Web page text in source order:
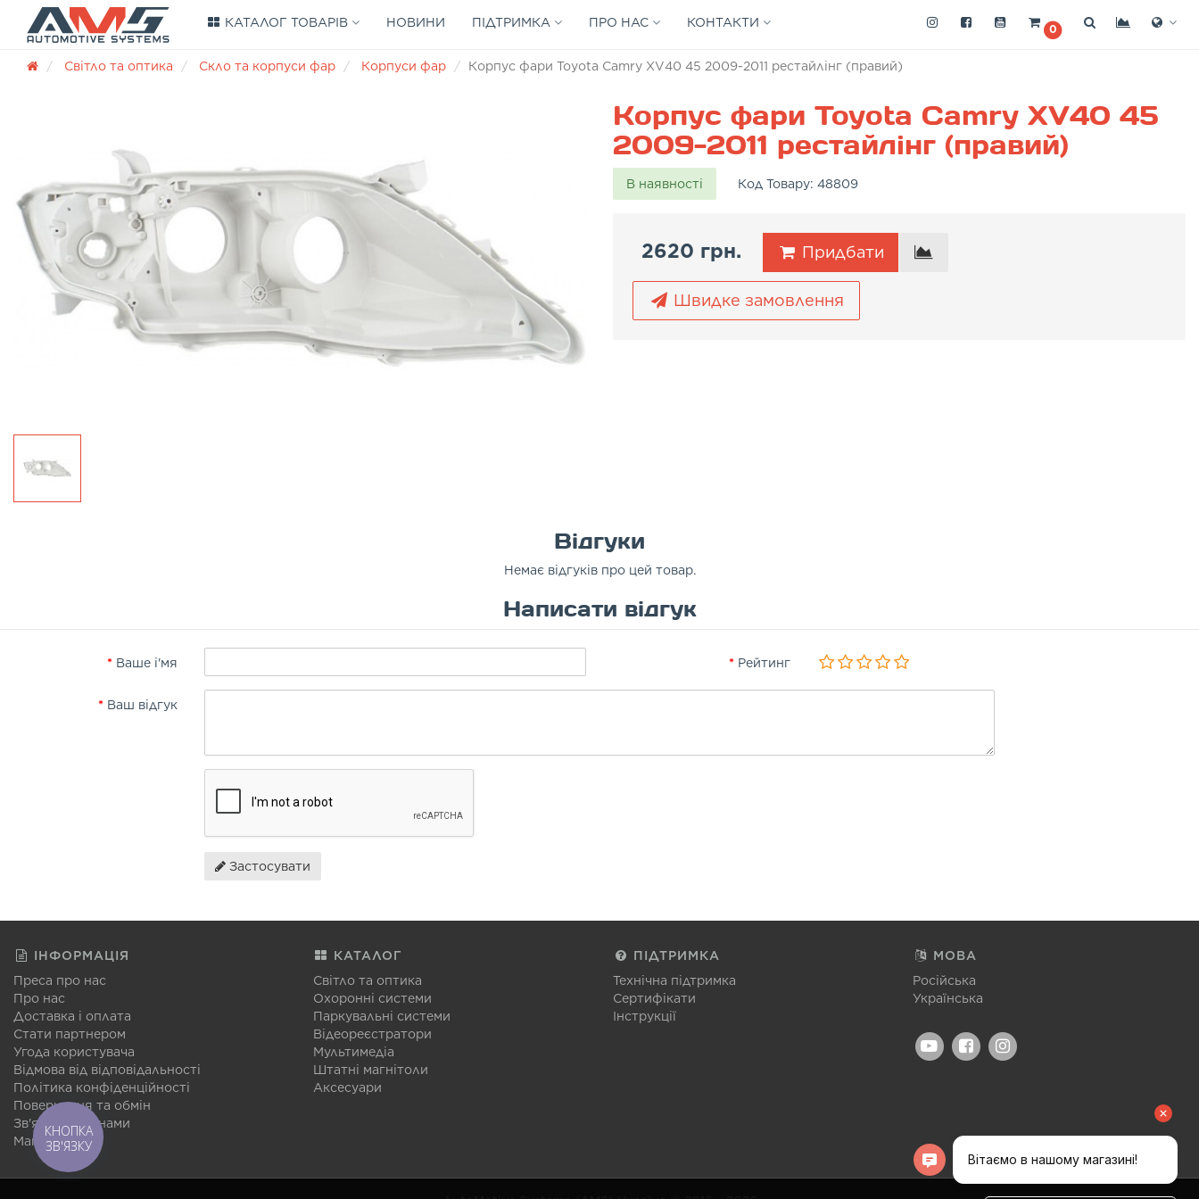
КАТАЛОГ ТОВАРІВ НОВИНИ ПІДТРИМКА ПРО НАС КОНТАКТИ 0
Світло та оптика Скло та корпуси фар Корпуси фар Корпус фари Toyota Camry XV40 45 2009-2011 рестайлінг (правий)
Корпус фари Toyota Camry XV40 45
2009-2011 рестайлінг (правий)
В наявності Код Товару: 48809
2620 грн. Придбати
Швидке замовлення
Відгуки
Немає відгуків про цей товар.
Написати відгук
Ваше і'мя Рейтинг
Ваш відгук
Застосувати
ІНФОРМАЦІЯ
Преса про нас
Про нас
Доставка і оплата
Стати партнером
Угода користувача
Відмова від відповідальності
Політика конфіденційності
Повернення та обмін
Зв'язатися з нами
Мапа сайту
КАТАЛОГ
Світло та оптика
Охоронні системи
Паркувальні системи
Відеореєстратори
Мультимедіа
Штатні магнітоли
Аксесуари
ПІДТРИМКА
Технічна підтримка
Сертифікати
Інструкції
МОВА
Російська
Українська
КНОПКА
ЗВ'ЯЗКУ